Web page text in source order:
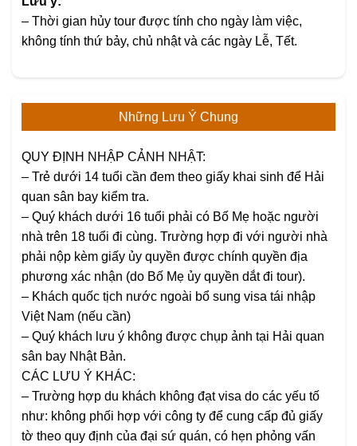
– Thời gian hủy tour được tính cho ngày làm việc,
không tính thứ bảy, chủ nhật và các ngày Lễ, Tết.
Những Lưu Ý Chung
QUY ĐỊNH NHẬP CẢNH NHẬT:
– Trẻ dưới 14 tuổi cần đem theo giấy khai sinh để Hải
quan sân bay kiểm tra.
– Quý khách dưới 16 tuổi phải có Bố Mẹ hoặc người
nhà trên 18 tuổi đi cùng. Trường hợp đi với người nhà
phải nộp kèm giấy ủy quyền được chính quyền địa
phương xác nhận (do Bố Mẹ ủy quyền dắt đi tour).
– Khách quốc tịch nước ngoài bổ sung visa tái nhập
Việt Nam (nếu cần)
– Quý khách lưu ý không được chụp ảnh tại Hải quan
sân bay Nhật Bản.
CÁC LƯU Ý KHÁC:
– Trường hợp du khách không đạt visa do các yếu tố
như: không phối hợp với công ty để cung cấp đủ giấy
tờ theo quy định của đại sứ quán, có hẹn phỏng vấn